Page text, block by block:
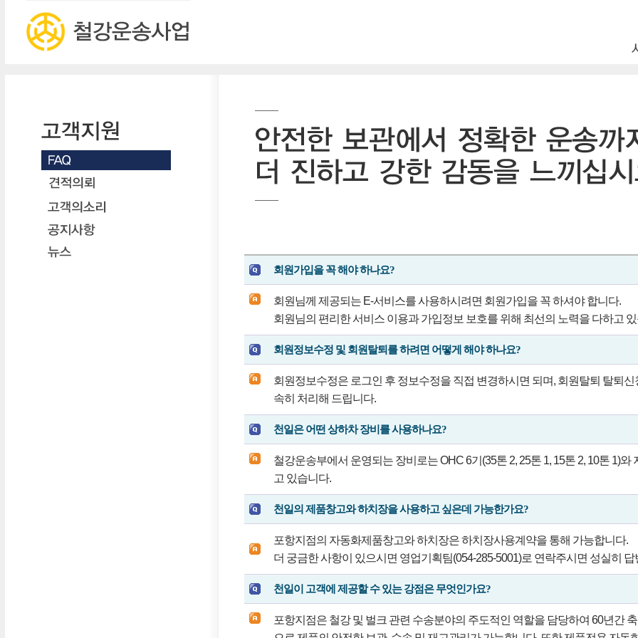
회원가입을 꼭 해야 하나요?
회원님께 제공되는 E-서비스를 사용하시려면 회원가입을 꼭 하셔야 합니다.
회원님의 편리한 서비스 이용과 가입정보 보호를 위해 최선의 노력을 다하고
회원정보수정 및 회원탈퇴를 하려면 어떻게 해야 하나요?
회원정보수정은 로그인 후 정보수정을 직접 변경하시면 되며, 회원탈퇴 탈퇴
속히 처리해 드립니다.
천일은 어떤 상하차 장비를 사용하나요?
철강운송부에서 운영되는 장비로는 OHC 6기(35톤 2, 25톤 1, 15톤 2, 10톤 1)와
고 있습니다.
천일의 제품창고와 하치장을 사용하고 싶은데 가능한가요?
포항지점의 자동화제품창고와 하치장은 하치장사용계약을 통해 가능합니다.
더 궁금한 사항이 있으시면 영업기획팀(054-285-5001)로 연락주시면 성실히
천일이 고객에 제공할 수 있는 강점은 무엇인가요?
포항지점은 철강 및 벌크 관련 수송분야의 주도적인 역할을 담당하여 60년간